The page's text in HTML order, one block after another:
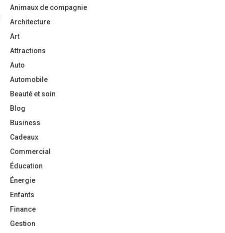
Animaux de compagnie
Architecture
Art
Attractions
Auto
Automobile
Beauté et soin
Blog
Business
Cadeaux
Commercial
Éducation
Énergie
Enfants
Finance
Gestion